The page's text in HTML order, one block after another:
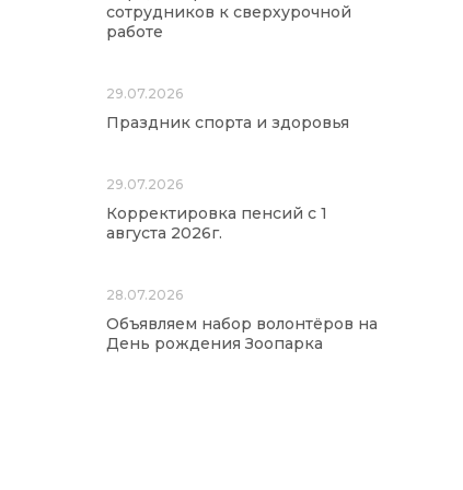
сотрудников к сверхурочной
работе
29.07.2026
Праздник спорта и здоровья
29.07.2026
Корректировка пенсий с 1
августа 2026г.
28.07.2026
Объявляем набор волонтёров на
День рождения Зоопарка